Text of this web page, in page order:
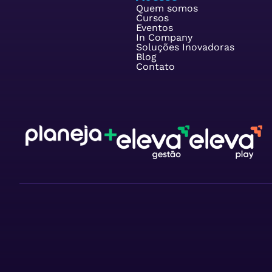
Quem somos
Cursos
Eventos
In Company
Soluções Inovadoras
Blog
Contato